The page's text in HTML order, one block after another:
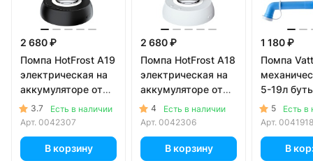
2 680 ₽
Помпа HotFrost A19
электрическая на
аккумуляторе от
USB для 5-19л
бутылей, черная (в
3.7
Есть в наличии
Арт. 0042307
В корзину
2 680 ₽
Помпа HotFrost A18
электрическая на
аккумуляторе от
USB для 5-19л
бутылей, белая (в
4
Есть в наличии
Арт. 0042306
В корзину
1 180 ₽
Помпа
5-19л
коробке)
5
Есть в
Арт. 0041918
В